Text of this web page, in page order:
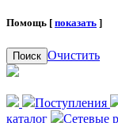
Помощь [ показать ]
Поиск Очистить
Поступления
каталог
Сетевые